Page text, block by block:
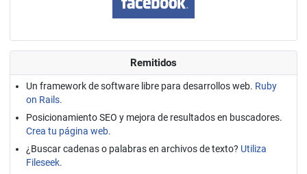
Remitidos
Un framework de software libre para desarrollos web. Ruby
on Rails.
Posicionamiento SEO y mejora de resultados en buscadores.
Crea tu página web.
¿Buscar cadenas o palabras en archivos de texto? Utiliza
Fileseek.